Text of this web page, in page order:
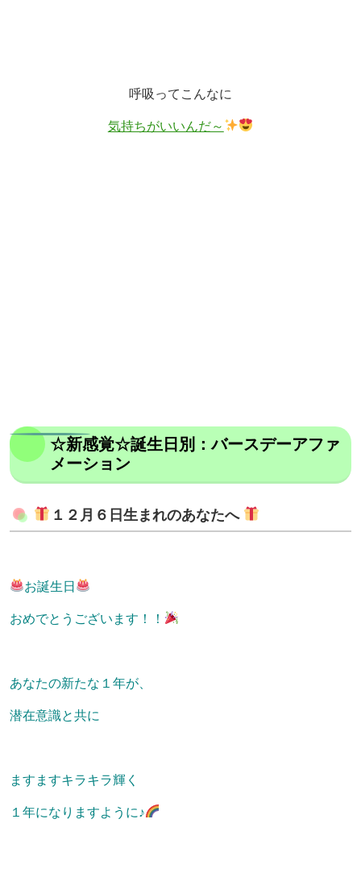
呼吸ってこんなに
気持ちがいいんだ～
☆新感覚☆誕生日別：バースデーアファ
メーション
１２月６日生まれのあなたへ
お誕生日
おめでとうございます！！
あなたの新たな１年が、
潜在意識と共に
ますますキラキラ輝く
１年になりますように♪